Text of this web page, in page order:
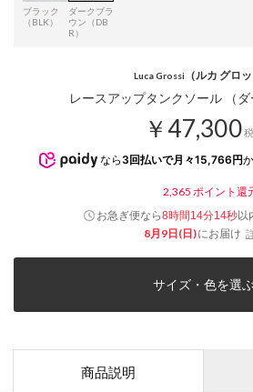
ブラック
（BLK）
ダークブラ
ウン（DB
R）
Luca Grossi （ルカ グロッ
レースアップタンクソール （ダ
￥47,300
なら 3回払いで月々15,766円
2,365 ポイント還
お急ぎ便なら8時間14分14秒以
8月9日(日)にお届け
サイズ・色を選ぶ
商品説明